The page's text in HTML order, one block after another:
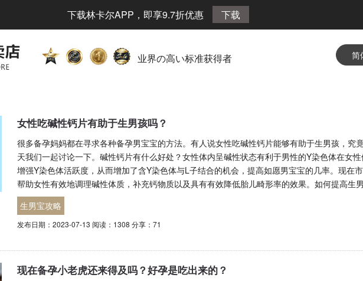
下载林卡尔APP，即享9.7折优惠 下载
业界の高い标准获得者 简
女性吃碱性钙片有助于生男孩吗？
很多备孕妈妈都在寻求各种备孕男宝宝的方法。有人说女性吃碱性钙片能够有助于生男孩，究
天我们一起讨论一下。碱性钙片有什么好处？女性体内呈碱性状态有利于男性的Y染色体在女
增强Y染色体活跃度，从而增加了含Y染色体与L子结合的机会，提高如愿男宝宝的几率。现在
帮助女性有效地调理碱性体质，补充钙物质以及具有有效降低胎儿畸形率的效果。如何提高生
生男宝攻略
发布日期：2023-07-13 阅读：1308 分享：71
现在备孕小老虎还来得及吗？好孕是吃出来的？